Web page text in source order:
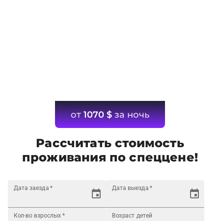
от1070 $за ночь
Рассчитать стоимость
проживания по спеццене!
Дата заезда * Дата выезда *
Кол-во взрослых * Возраст детей